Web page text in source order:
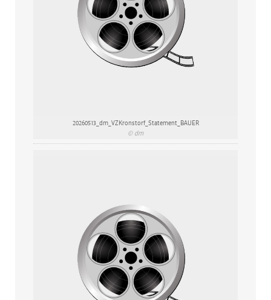
20260513_dm_VZKronstorf_Statement_BAUER
© dm